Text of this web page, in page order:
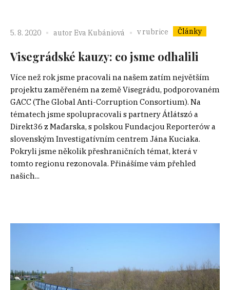
5. 8. 2020 autor Eva Kubániová v rubrice Články
Visegrádské kauzy: co jsme odhalili
Více než rok jsme pracovali na našem zatím největším
projektu zaměřeném na země Visegrádu, podporovaném
GACC (The Global Anti-Corruption Consortium). Na
tématech jsme spolupracovali s partnery Átlátszó a
Direkt36 z Maďarska, s polskou Fundacjou Reporterów a
slovenským Investigatívním centrem Jána Kuciaka.
Pokryli jsme několik přeshraničních témat, která v
tomto regionu rezonovala. Přinášíme vám přehled
našich...